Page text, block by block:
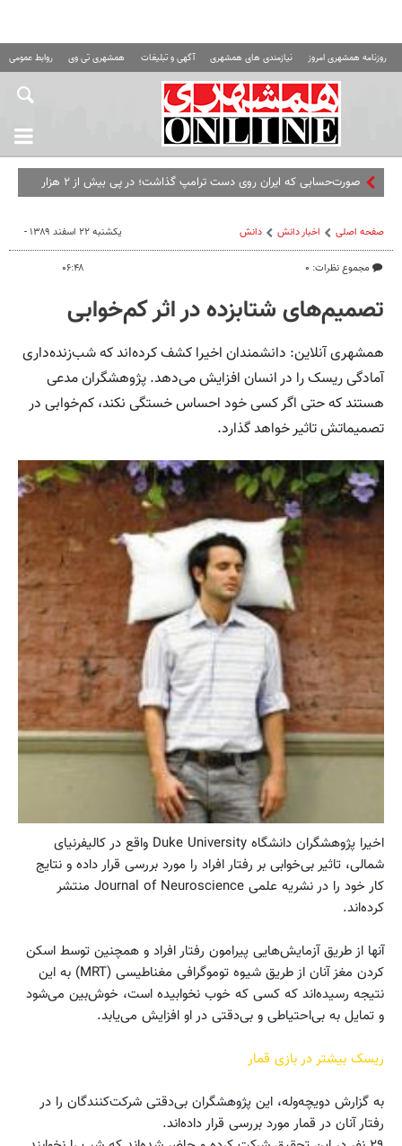
روزنامه همشهری امروز نیازمندی های همشهری آگهی و تبلیغات همشهری تی وی روابط عمومی
صورت‌حسابی که ایران روی دست ترامپ گذاشت؛ در پی بیش از ۲ هزار
صفحه اصلی اخبار دانش دانش
مجموع نظرات: ۰
یکشنبه ۲۲ اسفند ۱۳۸۹ -
۰۶:۴۸
تصمیم‌‌های شتابزده در اثر کم‌خوابی
همشهری آنلاین: دانشمندان اخیرا کشف کرده‌اند که شب‌زنده‌داری
آمادگی ریسک را در انسان افزایش می‌دهد. پژوهشگران مدعی
هستند که حتی اگر کسی خود احساس خستگی نکند، کم‌خوابی در
تصمیماتش تاثیر خواهد گذارد.
اخیرا پژوهشگران دانشگاه Duke University واقع در کالیفرنیای
شمالی، تاثیر بی‌خوابی بر رفتار افراد را مورد بررسی قرار داده و نتایج
کار خود را در نشریه‌ علمی Journal of Neuroscience منتشر
کرده‌اند.
آنها از طریق آزمایش‌هایی پیرامون رفتار افراد و همچنین توسط اسکن
کردن مغز آنان از طریق شیوه‌ توموگرافی مغناطیسی (MRT) به این
نتیجه رسیده‌اند که کسی که خوب نخوابیده است، خوش‌بین می‌شود
و تمایل به بی‌احتیاطی و بی‌‌دقتی در او افزایش می‌یابد.
ریسک بیشتر در بازی قمار
به گزارش دویچه‌وله، این پژوهشگران بی‌دقتی شرکت‌کنندگان را در
رفتار آنان در قمار مورد بررسی قرار داده‌اند.